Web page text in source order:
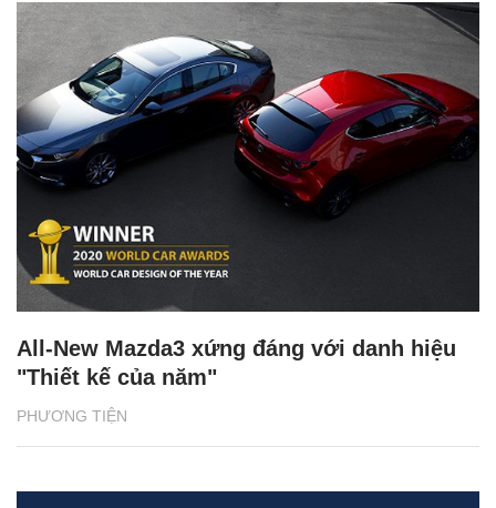
PHƯƠNG TIỆN
All-New Mazda3 xứng đáng với danh hiệu
"Thiết kế của năm"